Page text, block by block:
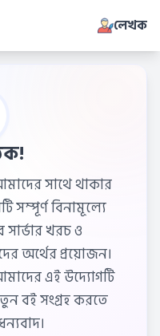
লেখক
সাথে থাকার
সম্পূর্ণ বিনামূল্যে
খরচ ও
অর্থের প্রয়োজন।
এই উদ্যোগটি
বই সংগ্রহ করতে